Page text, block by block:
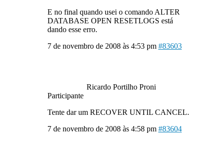
E no final quando usei o comando ALTER
DATABASE OPEN RESETLOGS está
dando esse erro.
7 de novembro de 2008 às 4:53 pm #83603
Ricardo Portilho Proni
Participante
Tente dar um RECOVER UNTIL CANCEL.
7 de novembro de 2008 às 4:58 pm #83604